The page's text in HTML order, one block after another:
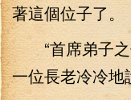
著這個位子了。
“首席弟子之
一位長老冷冷地